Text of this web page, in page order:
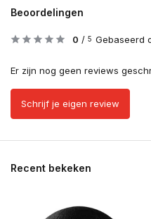
Beoordelingen
0 / 5 Gebaseerd
Er zijn nog geen reviews
Schrijf je eigen review
Recent bekeken